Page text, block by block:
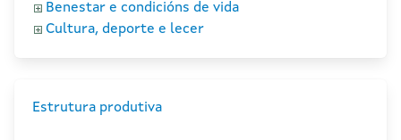
Benestar e condicións de vida
Cultura, deporte e lecer
Estrutura produtiva